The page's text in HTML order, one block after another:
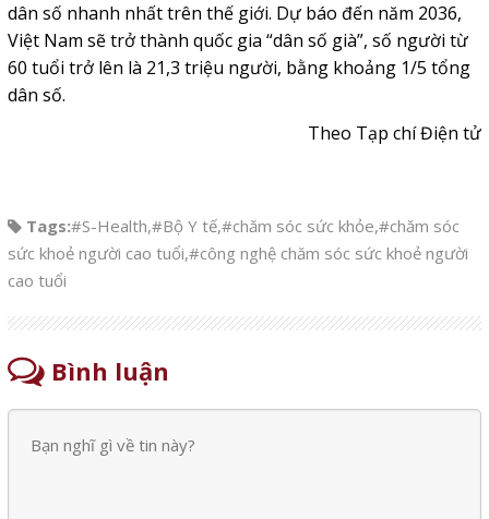
dân số nhanh nhất trên thế giới. Dự báo đến năm 2036,
Việt Nam sẽ trở thành quốc gia “dân số già”, số người từ
60 tuổi trở lên là 21,3 triệu người, bằng khoảng 1/5 tổng
dân số.
Theo Tạp chí Điện tử
Tags:#S-Health,#Bộ Y tế,#chăm sóc sức khỏe,#chăm sóc
sức khoẻ người cao tuổi,#công nghệ chăm sóc sức khoẻ người
cao tuổi
Bình luận